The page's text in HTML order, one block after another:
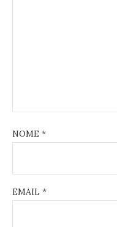
NOME *
EMAIL *